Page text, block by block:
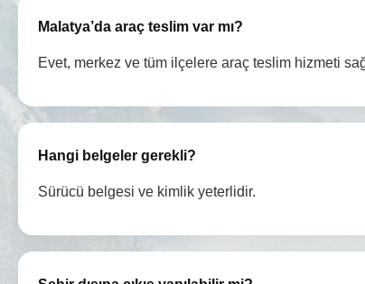
Malatya’da araç teslim var mı?
Evet, merkez ve tüm ilçelere araç teslim hizmeti
Hangi belgeler gerekli?
Sürücü belgesi ve kimlik yeterlidir.